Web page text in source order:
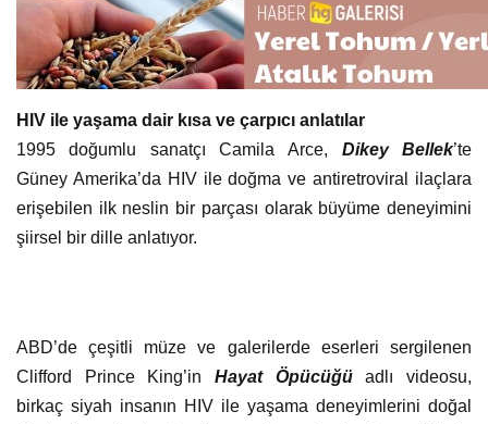
HIV ile yaşama dair kısa ve çarpıcı anlatılar
1995 doğumlu sanatçı Camila Arce, Dikey Bellek’te
Güney Amerika’da HIV ile doğma ve antiretroviral ilaçlara
erişebilen ilk neslin bir parçası olarak büyüme deneyimini
şiirsel bir dille anlatıyor.
ABD’de çeşitli müze ve galerilerde eserleri sergilenen
Clifford Prince King’in Hayat Öpücüğüadlı videosu,
birkaç siyah insanın HIV ile yaşama deneyimlerini doğal